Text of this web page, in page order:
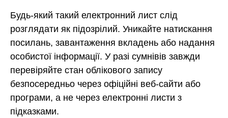
Будь-який такий електронний лист слід
розглядати як підозрілий. Уникайте натискання
посилань, завантаження вкладень або надання
особистої інформації. У разі сумнівів завжди
перевіряйте стан облікового запису
безпосередньо через офіційні веб-сайти або
програми, а не через електронні листи з
підказками.